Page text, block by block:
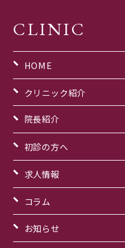
CLINIC
HOME
クリニック紹介
院長紹介
初診の方へ
求人情報
コラム
お知らせ